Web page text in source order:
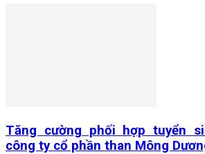
Tăng cường phối hợp tuyển
công ty cổ phần than Mông